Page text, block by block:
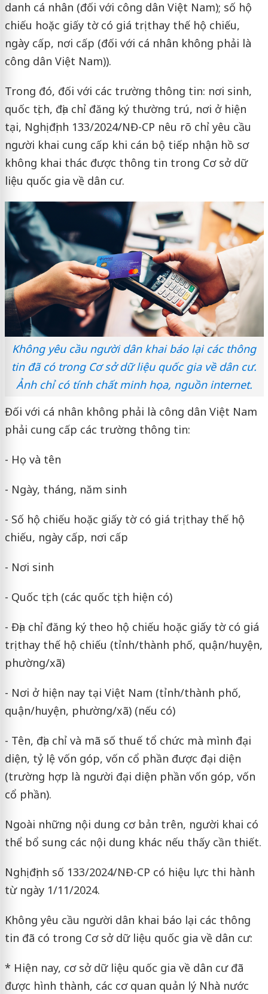
danh cá nhân (đối với công dân Việt Nam); số hộ
chiếu hoặc giấy tờ có giá trị thay thế hộ chiếu,
ngày cấp, nơi cấp (đối với cá nhân không phải là
công dân Việt Nam)).
Trong đó, đối với các trường thông tin: nơi sinh,
quốc tịch, địa chỉ đăng ký thường trú, nơi ở hiện
tại, Nghị định 133/2024/NĐ-CP nêu rõ chỉ yêu cầu
người khai cung cấp khi cán bộ tiếp nhận hồ sơ
không khai thác được thông tin trong Cơ sở dữ
liệu quốc gia về dân cư.
Không yêu cầu người dân khai báo lại các thông
tin đã có trong Cơ sở dữ liệu quốc gia về dân cư.
Ảnh chỉ có tính chất minh họa, nguồn internet.
Đối với cá nhân không phải là công dân Việt Nam
phải cung cấp các trường thông tin:
- Họ và tên
- Ngày, tháng, năm sinh
- Số hộ chiếu hoặc giấy tờ có giá trị thay thế hộ
chiếu, ngày cấp, nơi cấp
- Nơi sinh
- Quốc tịch (các quốc tịch hiện có)
- Địa chỉ đăng ký theo hộ chiếu hoặc giấy tờ có giá
trị thay thế hộ chiếu (tỉnh/thành phố, quận/huyện,
phường/xã)
- Nơi ở hiện nay tại Việt Nam (tỉnh/thành phố,
quận/huyện, phường/xã) (nếu có)
- Tên, địa chỉ và mã số thuế tổ chức mà mình đại
diện, tỷ lệ vốn góp, vốn cổ phần được đại diện
(trường hợp là người đại diện phần vốn góp, vốn
cổ phần).
Ngoài những nội dung cơ bản trên, người khai có
thể bổ sung các nội dung khác nếu thấy cần thiết.
Nghị định số 133/2024/NĐ-CP có hiệu lực thi hành
từ ngày 1/11/2024.
Không yêu cầu người dân khai báo lại các thông
tin đã có trong Cơ sở dữ liệu quốc gia về dân cư:
* Hiện nay, cơ sở dữ liệu quốc gia về dân cư đã
được hình thành, các cơ quan quản lý Nhà nước